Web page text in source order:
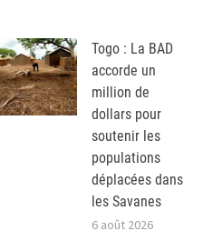
Togo : La BAD
accorde un
million de
dollars pour
soutenir les
populations
déplacées dans
les Savanes
6 août 2026